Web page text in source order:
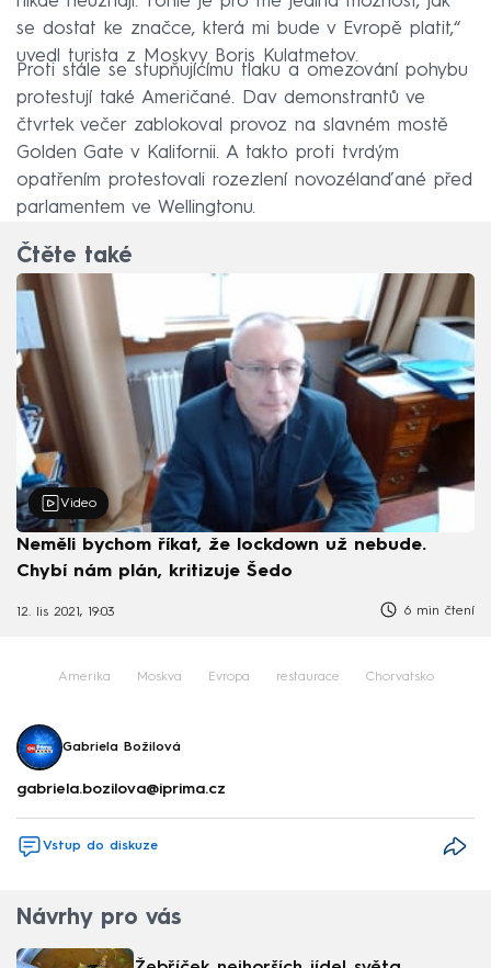
se dostat ke značce, která mi bude v Evropě platit,“
uvedl turista z Moskvy Boris Kulatmetov.
Proti stále se stupňujícímu tlaku a omezování pohybu
protestují také Američané. Dav demonstrantů ve
čtvrtek večer zablokoval provoz na slavném mostě
Golden Gate v Kalifornii. A takto proti tvrdým
opatřením protestovali rozezlení novozélanďané před
parlamentem ve Wellingtonu.
Čtěte také
Video
Neměli bychom říkat, že lockdown už nebude.
Chybí nám plán, kritizuje Šedo
12. lis 2021, 19:03 6 min čtení
Amerika Moskva Evropa restaurace Chorvatsko
Gabriela Božilová
gabriela.bozilova@iprima.cz
Vstup do diskuze
Návrhy pro vás